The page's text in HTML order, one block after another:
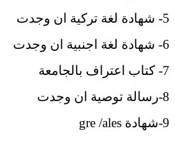
5- شهادة لغة تركية ان وجدت
6- شهادة لغة اجنبية ان وجدت
7- كتاب اعتراف بالجامعة
8-رسالة توصية ان وجدت
9-شهادة gre /ales